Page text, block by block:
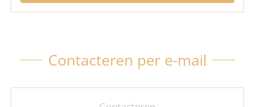
Contacteren per e-mail